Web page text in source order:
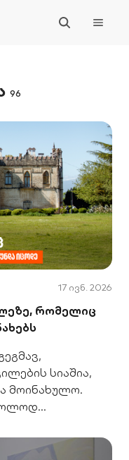
96
17 ივნ. 2026
რომელიც
სიაშია,
მოინახულო.